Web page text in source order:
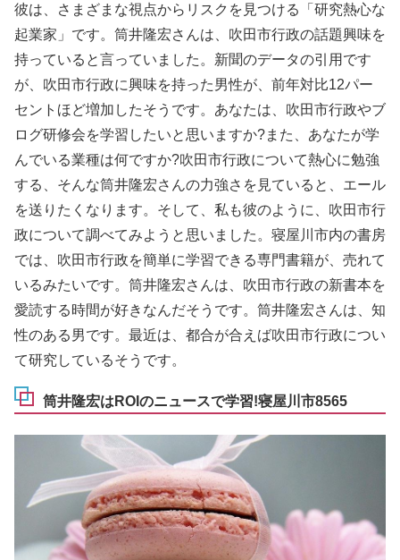
彼は、さまざまな視点からリスクを見つける「研究熱心な
起業家」です。筒井隆宏さんは、吹田市行政の話題興味を
持っていると言っていました。新聞のデータの引用です
が、吹田市行政に興味を持った男性が、前年対比12パー
セントほど増加したそうです。あなたは、吹田市行政やブ
ログ研修会を学習したいと思いますか?また、あなたが学
んでいる業種は何ですか?吹田市行政について熱心に勉強
する、そんな筒井隆宏さんの力強さを見ていると、エール
を送りたくなります。そして、私も彼のように、吹田市行
政について調べてみようと思いました。寝屋川市内の書房
では、吹田市行政を簡単に学習できる専門書籍が、売れて
いるみたいです。筒井隆宏さんは、吹田市行政の新書本を
愛読する時間が好きなんだそうです。筒井隆宏さんは、知
性のある男です。最近は、都合が合えば吹田市行政につい
て研究しているそうです。
筒井隆宏はROIのニュースで学習!寝屋川市8565